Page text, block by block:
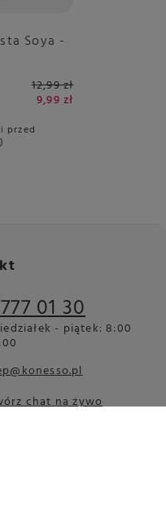
Soya -
12,99 zł
9,99 zł
przed
01 30
- piątek: 8:00
chat na żywo